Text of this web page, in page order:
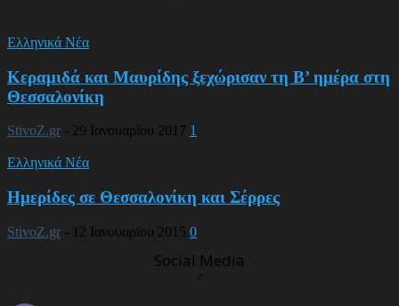
Ελληνικά Νέα
Κεραμιδά και Μαυρίδης ξεχώρισαν τη Β’ ημέρα στη
Θεσσαλονίκη
StivoZ.gr - 29 Ιανουαρίου 2017 1
Ελληνικά Νέα
Ημερίδες σε Θεσσαλονίκη και Σέρρες
StivoZ.gr - 12 Ιανουαρίου 2015 0
Social Media